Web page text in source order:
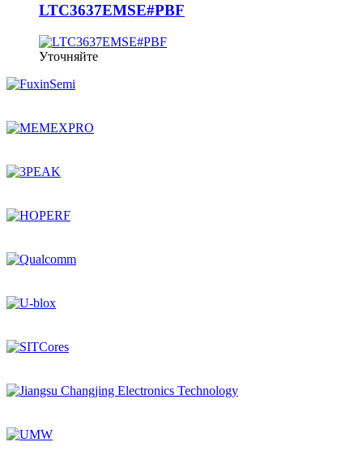
LTC3637EMSE#PBF
Уточняйте